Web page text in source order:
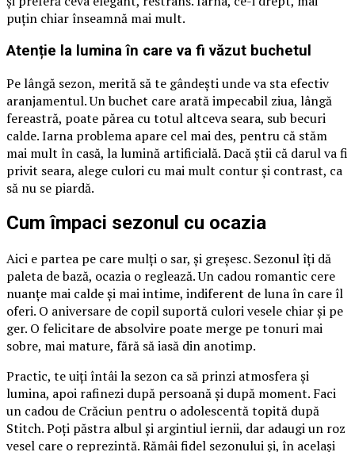
puțin chiar înseamnă mai mult.
Atenție la lumina în care va fi văzut buchetul
Pe lângă sezon, merită să te gândești unde va sta efectiv
aranjamentul. Un buchet care arată impecabil ziua, lângă
fereastră, poate părea cu totul altceva seara, sub becuri
calde. Iarna problema apare cel mai des, pentru că stăm
mai mult în casă, la lumină artificială. Dacă știi că darul va fi
privit seara, alege culori cu mai mult contur și contrast, ca
să nu se piardă.
Cum împaci sezonul cu ocazia
Aici e partea pe care mulți o sar, și greșesc. Sezonul îți dă
paleta de bază, ocazia o reglează. Un cadou romantic cere
nuanțe mai calde și mai intime, indiferent de luna în care îl
oferi. O aniversare de copil suportă culori vesele chiar și pe
ger. O felicitare de absolvire poate merge pe tonuri mai
sobre, mai mature, fără să iasă din anotimp.
Practic, te uiți întâi la sezon ca să prinzi atmosfera și
lumina, apoi rafinezi după persoană și după moment. Faci
un cadou de Crăciun pentru o adolescentă topită după
Stitch. Poți păstra albul și argintiul iernii, dar adaugi un roz
vesel care o reprezintă. Rămâi fidel sezonului și, în același